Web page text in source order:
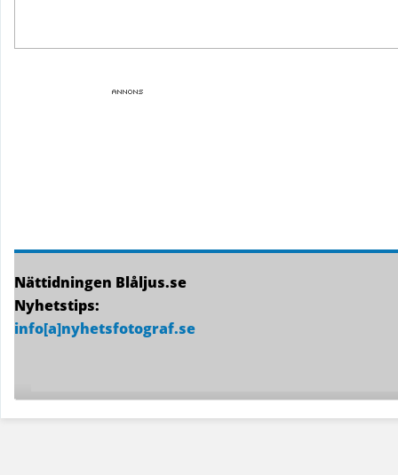
Nättidningen Blåljus.se
Nyhetstips:
info[a]nyhetsfotograf.se